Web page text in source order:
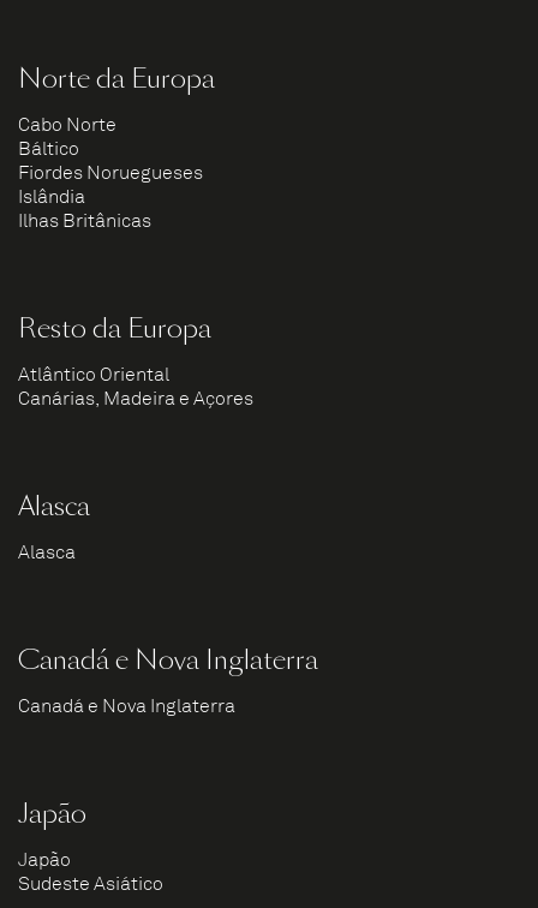
Norte da Europa
Cabo Norte
Báltico
Fiordes Noruegueses
Islândia
Ilhas Britânicas
Resto da Europa
Atlântico Oriental
Canárias, Madeira e Açores
Alasca
Alasca
Canadá e Nova Inglaterra
Canadá e Nova Inglaterra
Japão
Japão
Sudeste Asiático